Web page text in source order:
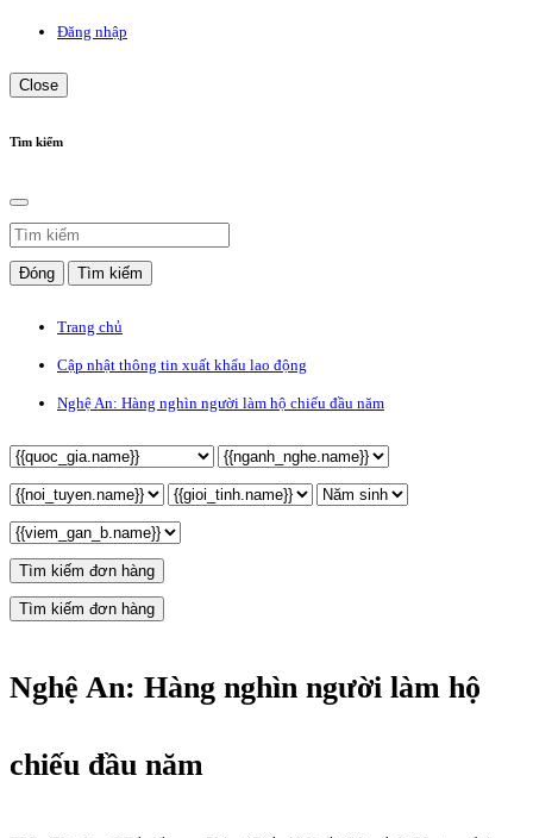
Đăng nhập
Close
Tìm kiếm
Đóng Tìm kiếm
Trang chủ
Cập nhật thông tin xuất khẩu lao động
Nghệ An: Hàng nghìn người làm hộ chiếu đầu năm
Tìm kiếm đơn hàng
Tìm kiếm đơn hàng
Nghệ An: Hàng nghìn người làm hộ
chiếu đầu năm